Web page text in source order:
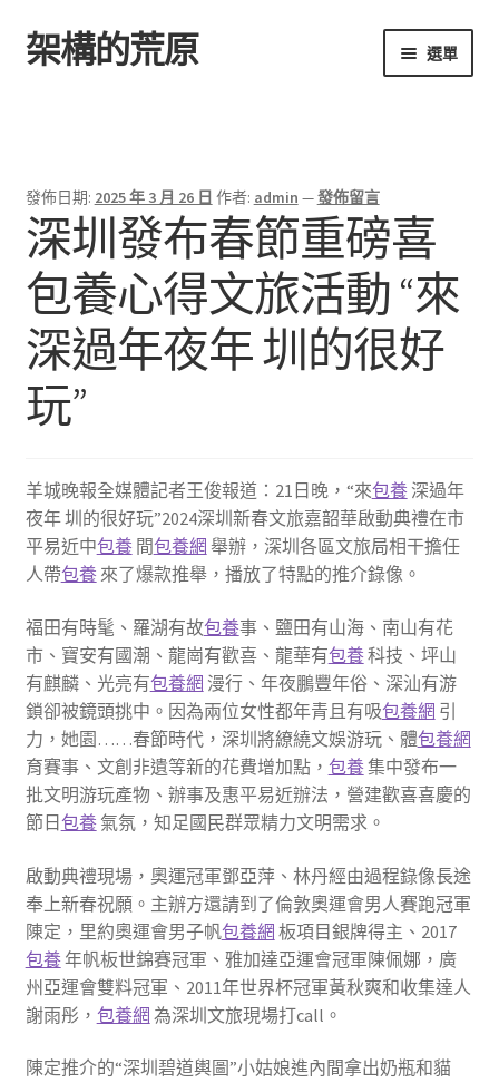
跳
至
跳
至
架構的荒原 選單
發佈日期: 2025 年 3 月 26 日 作者: admin —發佈留言
深圳發布春節重磅喜
包養心得文旅活動 “來
深過年夜年 圳的很好
玩”
羊城晚報全媒體記者王俊報道：21日晚，“來包養深過年
夜年 圳的很好玩”2024深圳新春文旅嘉韶華啟動典禮在市
平易近中包養間包養網 舉辦，深圳各區文旅局相干擔任
人帶包養來了爆款推舉，播放了特點的推介錄像。
福田有時髦、羅湖有故包養事、鹽田有山海、南山有花
市、寶安有國潮、龍崗有歡喜、龍華有包養科技、坪山
有麒麟、光亮有包養網 漫行、年夜鵬豐年俗、深汕有游
鎖卻被鏡頭挑中。因為兩位女性都年青且有吸包養網 引
力，她園……春節時代，深圳將繚繞文娛游玩、體包養網
育賽事、文創非遺等新的花費增加點， 包養集中發布一
批文明游玩產物、辦事及惠平易近辦法，營建歡喜喜慶的
節日 包養氣氛，知足國民群眾精力文明需求。
啟動典禮現場，奧運冠軍鄧亞萍、林丹經由過程錄像長途
奉上新春祝願。主辦方還請到了倫敦奧運會男人賽跑冠軍
陳定，里約奧運會男子帆包養網 板項目銀牌得主、2017
包養年帆板世錦賽冠軍、雅加達亞運會冠軍陳佩娜，廣
州亞運會雙料冠軍、2011年世界杯冠軍黃秋爽和收集達人
謝雨彤， 包養網 為深圳文旅現場打call。
陳定推介的“深圳碧道輿圖”小姑娘進內間拿出奶瓶和貓